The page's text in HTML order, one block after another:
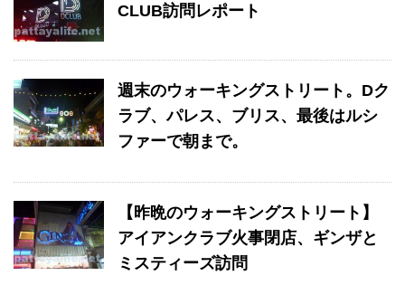
CLUB訪問レポート
週末のウォーキングストリート。Dク
ラブ、パレス、ブリス、最後はルシ
ファーで朝まで。
【昨晩のウォーキングストリート】
アイアンクラブ火事閉店、ギンザと
ミスティーズ訪問